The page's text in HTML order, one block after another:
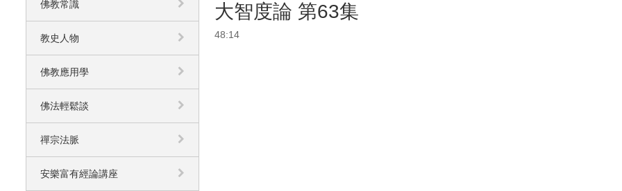
佛教常識
教史人物
佛教應用學
佛法輕鬆談
禪宗法脈
安樂富有經論講座
大智度論 第63集
48:14